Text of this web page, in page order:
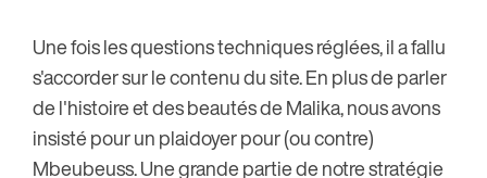
Une fois les questions techniques réglées, il a fallu
s'accorder sur le contenu du site. En plus de parler
de l'histoire et des beautés de Malika, nous avons
insisté pour un plaidoyer pour (ou contre)
Mbeubeuss. Une grande partie de notre stratégie